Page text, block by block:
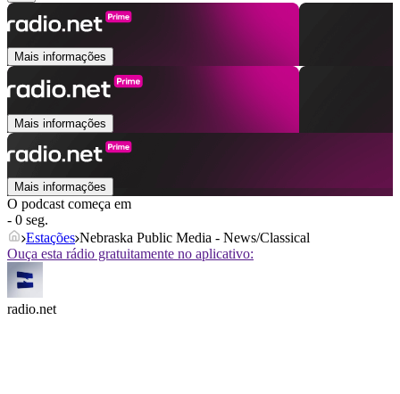
Mais informações
Mais informações
Mais informações
O podcast começa em
- 0 seg.
Estações Nebraska Public Media - News/Classical
Ouça esta rádio gratuitamente no aplicativo:
radio.net